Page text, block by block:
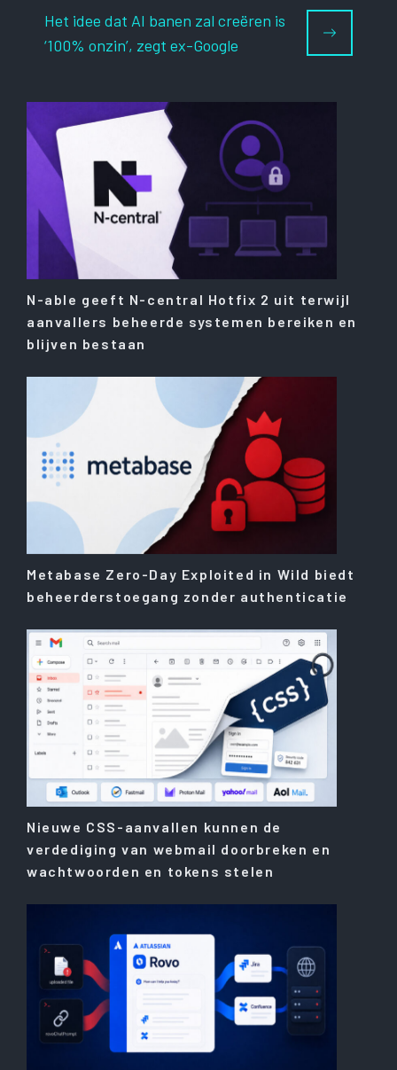
Het idee dat AI banen zal creëren is
‘100% onzin’, zegt ex-Google
N-able geeft N-central Hotfix 2 uit terwijl
aanvallers beheerde systemen bereiken en
blijven bestaan
Metabase Zero-Day Exploited in Wild biedt
beheerderstoegang zonder authenticatie
Nieuwe CSS-aanvallen kunnen de
verdediging van webmail doorbreken en
wachtwoorden en tokens stelen